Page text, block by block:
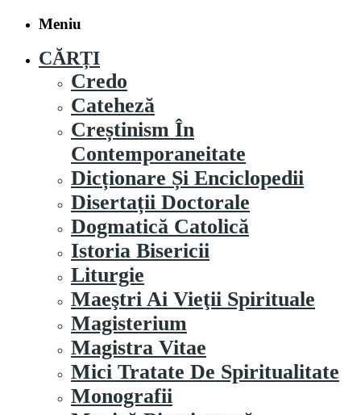
Meniu
CĂRȚI
Credo
Cateheză
Creștinism În
Contemporaneitate
Dicționare Și Enciclopedii
Disertații Doctorale
Dogmatică Catolică
Istoria Bisericii
Liturgie
Maeştri Ai Vieţii Spirituale
Magisterium
Magistra Vitae
Mici Tratate De Spiritualitate
Monografii